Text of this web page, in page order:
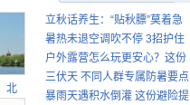
北
立秋话养生：“贴秋膘”莫着急
先清暑再防燥
暑热未退空调吹不停 3招护住
肩颈不酸痛
户外露营怎么玩更安心？这份
攻略请收好
三伏天 不同人群专属防暑要点
请收好
暴雨天遇积水倒灌 这份避险提